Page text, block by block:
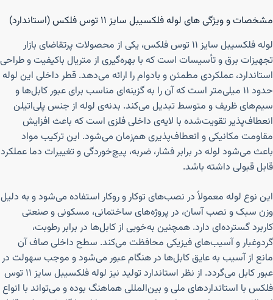
مشخصات و ویژگی های لوله فلکسیبل سایز ۱۱ توس فلکس (استاندارد)
لوله فلکسیبل سایز ۱۱ توس فلکس، یکی از محصولات پرتقاضای بازار
تجهیزات برق و تأسیسات است که با بهره‌گیری از متریال باکیفیت و طراحی
استاندارد، عملکردی مطمئن و بادوام را ارائه می‌دهد. قطر داخلی این لوله
حدود ۱۱ میلی‌متر است که آن را به گزینه‌ای مناسب برای عبور کابل‌ها و
سیم‌های ظریف و متوسط تبدیل می‌کند. بدنه‌ی لوله از جنس پلی‌اتیلن
انعطاف‌پذیر تقویت‌شده با لایه‌ی داخلی فلزی است که باعث افزایش
مقاومت مکانیکی و انعطاف‌پذیری هم‌زمان می‌شود. این ترکیب مواد
باعث می‌شود لوله در برابر فشار، ضربه، پیچ‌خوردگی و تغییرات دما عملکرد
قابل قبولی داشته باشد.
این نوع لوله معمولاً در نصب‌های توکار و روکار استفاده می‌شود و به دلیل
وزن سبک و نصب آسان، در پروژه‌های ساختمانی، مسکونی و صنعتی
کاربرد گسترده‌ای دارد. همچنین به‌خوبی از کابل‌ها در برابر رطوبت،
گردوغبار و آسیب‌های فیزیکی محافظت می‌کند. سطح داخلی صاف آن
مانع از آسیب به عایق کابل‌ها در هنگام عبور می‌شود و موجب سهولت در
عبور کابل می‌گردد. از نظر استاندارد تولید نیز لوله فلکسیبل سایز ۱۱ توس
فلکس با استانداردهای ملی و بین‌المللی هماهنگ بوده و می‌تواند با انواع